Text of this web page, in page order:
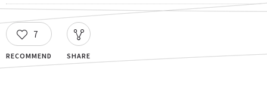
7
RECOMMEND SHARE